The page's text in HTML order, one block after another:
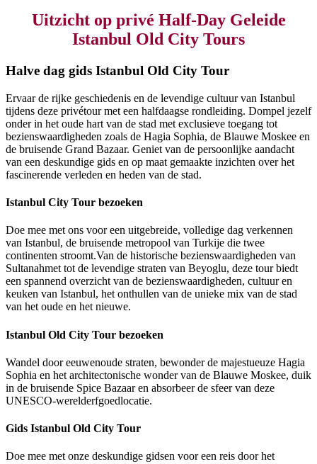
Uitzicht op privé Half-Day Geleide
Istanbul Old City Tours
Halve dag gids Istanbul Old City Tour
Ervaar de rijke geschiedenis en de levendige cultuur van Istanbul
tijdens deze privétour met een halfdaagse rondleiding. Dompel jezelf
onder in het oude hart van de stad met exclusieve toegang tot
bezienswaardigheden zoals de Hagia Sophia, de Blauwe Moskee en
de bruisende Grand Bazaar. Geniet van de persoonlijke aandacht
van een deskundige gids en op maat gemaakte inzichten over het
fascinerende verleden en heden van de stad.
Istanbul City Tour bezoeken
Doe mee met ons voor een uitgebreide, volledige dag verkennen
van Istanbul, de bruisende metropool van Turkije die twee
continenten stroomt.Van de historische bezienswaardigheden van
Sultanahmet tot de levendige straten van Beyoglu, deze tour biedt
een spannend overzicht van de bezienswaardigheden, cultuur en
keuken van Istanbul, het onthullen van de unieke mix van de stad
van het oude en het nieuwe.
Istanbul Old City Tour bezoeken
Wandel door eeuwenoude straten, bewonder de majestueuze Hagia
Sophia en het architectonische wonder van de Blauwe Moskee, duik
in de bruisende Spice Bazaar en absorbeer de sfeer van deze
UNESCO-werelderfgoedlocatie.
Gids Istanbul Old City Tour
Doe mee met onze deskundige gidsen voor een reis door het